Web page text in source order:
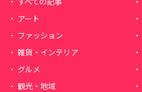
アート
ファッション
雑貨・インテリア
グルメ
観光・地域